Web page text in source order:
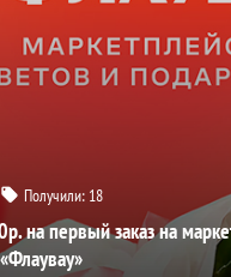
Получили: 18
на первый заказ на